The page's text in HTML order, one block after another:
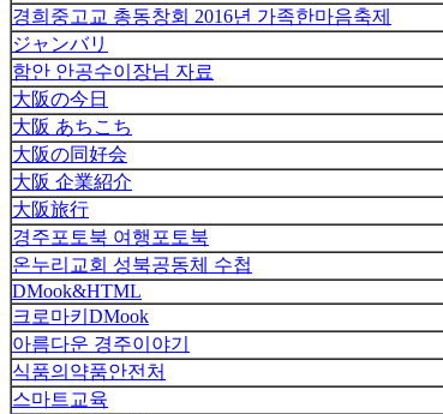
경희중고교 총동창회 2016년 가족한마음축제
ジャンバリ
함안 안공수이장님 자료
大阪の今日
大阪 あちこち
大阪の同好会
大阪 企業紹介
大阪旅行
경주포토북 여행포토북
온누리교회 성북공동체 수첩
DMook&HTML
크로마키DMook
아름다운 경주이야기
식품의약품안전처
스마트교육